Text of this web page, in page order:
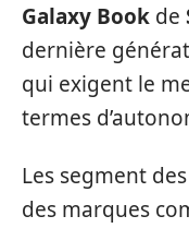
Galaxy Book de
dernière
qui exigent le
termes
Les segment
des marques